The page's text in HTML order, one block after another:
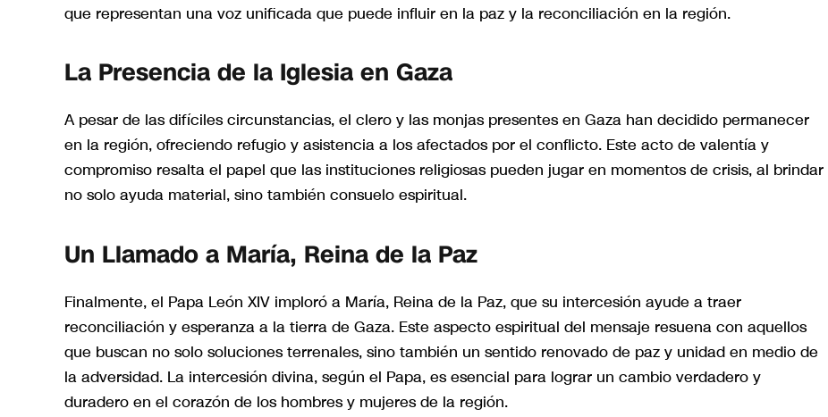
que representan una voz unificada que puede influir en la paz y la reconciliación en la región.
La Presencia de la Iglesia en Gaza
A pesar de las difíciles circunstancias, el clero y las monjas presentes en Gaza han decidido permanecer
en la región, ofreciendo refugio y asistencia a los afectados por el conflicto. Este acto de valentía y
compromiso resalta el papel que las instituciones religiosas pueden jugar en momentos de crisis, al brindar
no solo ayuda material, sino también consuelo espiritual.
Un Llamado a María, Reina de la Paz
Finalmente, el Papa León XIV imploró a María, Reina de la Paz, que su intercesión ayude a traer
reconciliación y esperanza a la tierra de Gaza. Este aspecto espiritual del mensaje resuena con aquellos
que buscan no solo soluciones terrenales, sino también un sentido renovado de paz y unidad en medio de
la adversidad. La intercesión divina, según el Papa, es esencial para lograr un cambio verdadero y
duradero en el corazón de los hombres y mujeres de la región.